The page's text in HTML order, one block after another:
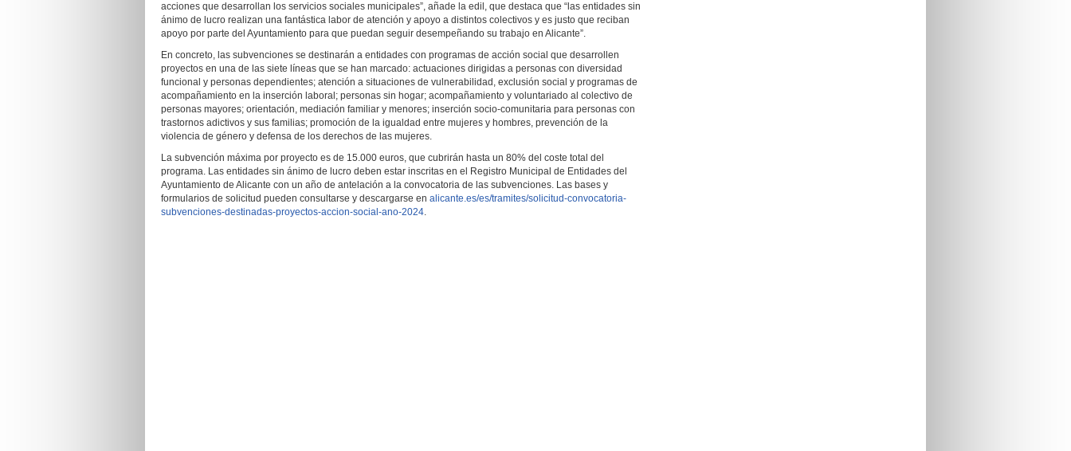
acciones que desarrollan los servicios sociales municipales”, añade la edil, que destaca que “las entidades sin
ánimo de lucro realizan una fantástica labor de atención y apoyo a distintos colectivos y es justo que reciban
apoyo por parte del Ayuntamiento para que puedan seguir desempeñando su trabajo en Alicante”.
En concreto, las subvenciones se destinarán a entidades con programas de acción social que desarrollen
proyectos en una de las siete líneas que se han marcado: actuaciones dirigidas a personas con diversidad
funcional y personas dependientes; atención a situaciones de vulnerabilidad, exclusión social y programas de
acompañamiento en la inserción laboral; personas sin hogar; acompañamiento y voluntariado al colectivo de
personas mayores; orientación, mediación familiar y menores; inserción socio-comunitaria para personas con
trastornos adictivos y sus familias; promoción de la igualdad entre mujeres y hombres, prevención de la
violencia de género y defensa de los derechos de las mujeres.
La subvención máxima por proyecto es de 15.000 euros, que cubrirán hasta un 80% del coste total del
programa. Las entidades sin ánimo de lucro deben estar inscritas en el Registro Municipal de Entidades del
Ayuntamiento de Alicante con un año de antelación a la convocatoria de las subvenciones. Las bases y
formularios de solicitud pueden consultarse y descargarse en alicante.es/es/tramites/solicitud-convocatoria-
subvenciones-destinadas-proyectos-accion-social-ano-2024.